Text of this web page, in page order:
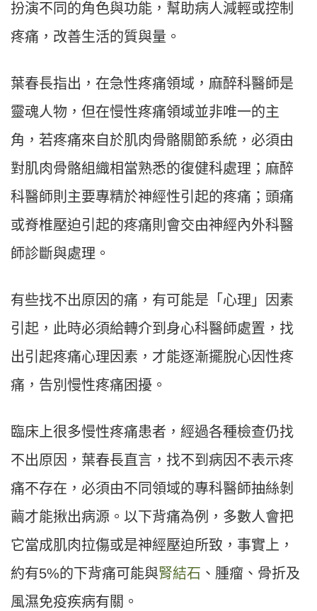
扮演不同的角色與功能，幫助病人減輕或控制
疼痛，改善生活的質與量。
葉春長指出，在急性疼痛領域，麻醉科醫師是
靈魂人物，但在慢性疼痛領域並非唯一的主
角，若疼痛來自於肌肉骨骼關節系統，必須由
對肌肉骨骼組織相當熟悉的復健科處理；麻醉
科醫師則主要專精於神經性引起的疼痛；頭痛
或脊椎壓迫引起的疼痛則會交由神經內外科醫
師診斷與處理。
有些找不出原因的痛，有可能是「心理」因素
引起，此時必須給轉介到身心科醫師處置，找
出引起疼痛心理因素，才能逐漸擺脫心因性疼
痛，告別慢性疼痛困擾。
臨床上很多慢性疼痛患者，經過各種檢查仍找
不出原因，葉春長直言，找不到病因不表示疼
痛不存在，必須由不同領域的專科醫師抽絲剝
繭才能揪出病源。以下背痛為例，多數人會把
它當成肌肉拉傷或是神經壓迫所致，事實上，
約有5%的下背痛可能與腎結石 、腫瘤、骨折及
風濕免疫疾病有關。